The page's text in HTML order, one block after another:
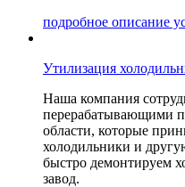
подробное описание
Утилизация
Наша компания
перерабатывающими
области, которые
холодильники и
быстро демонтируем
завод.